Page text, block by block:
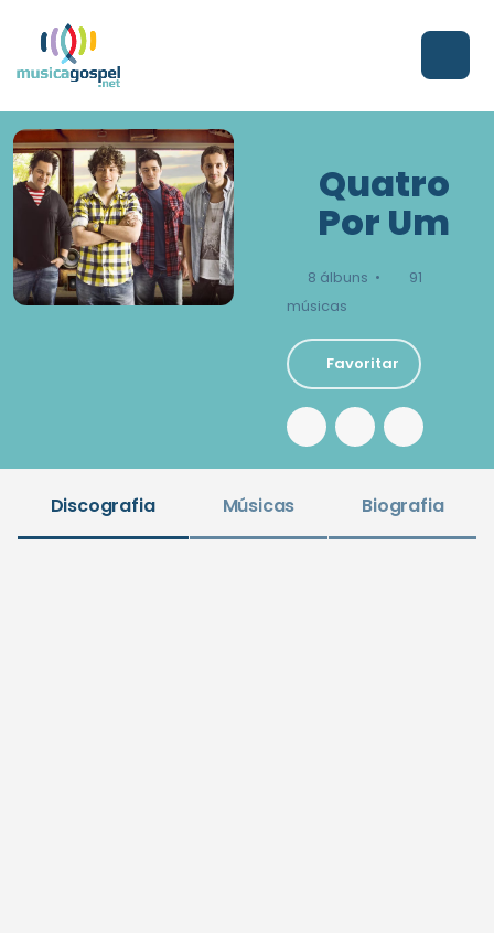
Quatro
Por Um
8 álbuns •
91
músicas
Favoritar
Discografia Músicas Biografia